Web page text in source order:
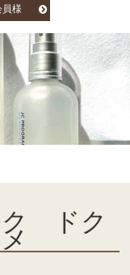
員様
ク ドク